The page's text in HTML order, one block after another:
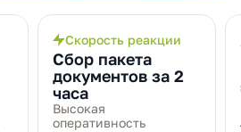
Скорость реакции
Сбор пакета
документов за 2
часа
Высокая
оперативность